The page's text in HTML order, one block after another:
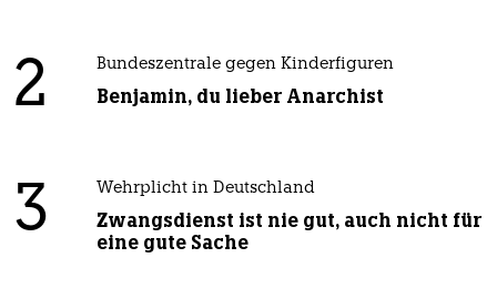
2 Bundeszentrale gegen Kinderfiguren
Benjamin, du lieber Anarchist
3 Wehrplicht in Deutschland
Zwangsdienst ist nie gut, auch nicht für
eine gute Sache